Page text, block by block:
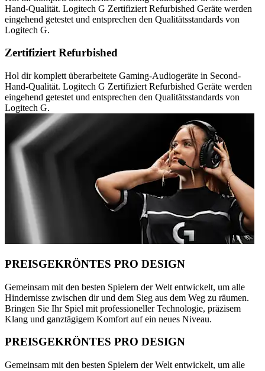
Hand-Qualität. Logitech G Zertifiziert Refurbished Geräte werden
eingehend getestet und entsprechen den Qualitätsstandards von
Logitech G.
Zertifiziert Refurbished
Hol dir komplett überarbeitete Gaming-Audiogeräte in Second-
Hand-Qualität. Logitech G Zertifiziert Refurbished Geräte werden
eingehend getestet und entsprechen den Qualitätsstandards von
Logitech G.
PREISGEKRÖNTES PRO DESIGN
Gemeinsam mit den besten Spielern der Welt entwickelt, um alle
Hindernisse zwischen dir und dem Sieg aus dem Weg zu räumen.
Bringen Sie Ihr Spiel mit professioneller Technologie, präzisem
Klang und ganztägigem Komfort auf ein neues Niveau.
PREISGEKRÖNTES PRO DESIGN
Gemeinsam mit den besten Spielern der Welt entwickelt, um alle